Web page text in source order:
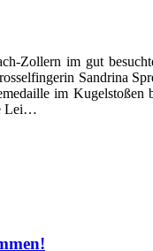
Zollern im gut
Sandrina
im Kugelstoßen
Lei…